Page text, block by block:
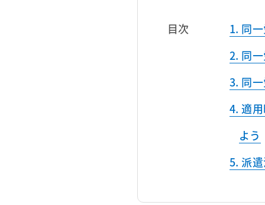
目次
同
同
同
適
よう
派